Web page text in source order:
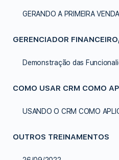
GERANDO A PRIMEIRA VENDA
GERENCIADOR
OUTROS TREINAMENTOS